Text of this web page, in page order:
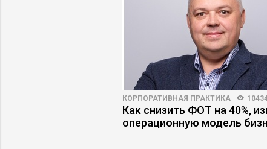
КОРПОРАТИВНАЯ ПРАКТИКА
Как снизить ФОТ на 40%,
операционную модель